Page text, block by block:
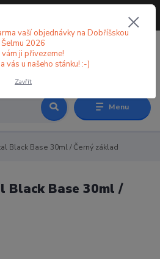
Menu
Black Base 30ml / Černý základ
Black Base 30ml /
vaší objednávky na Dobříšskou
Šelmu 2026
vám ji přivezeme!
vás u našeho stánku! :-)
Zavřít